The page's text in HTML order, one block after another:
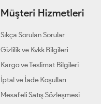
Müşteri Hizmetleri
Sıkça Sorulan Sorular
Gizlilik ve Kvkk Bilgileri
Kargo ve Teslimat Bilgileri
İptal ve İade Koşulları
Mesafeli Satış Sözleşmesi